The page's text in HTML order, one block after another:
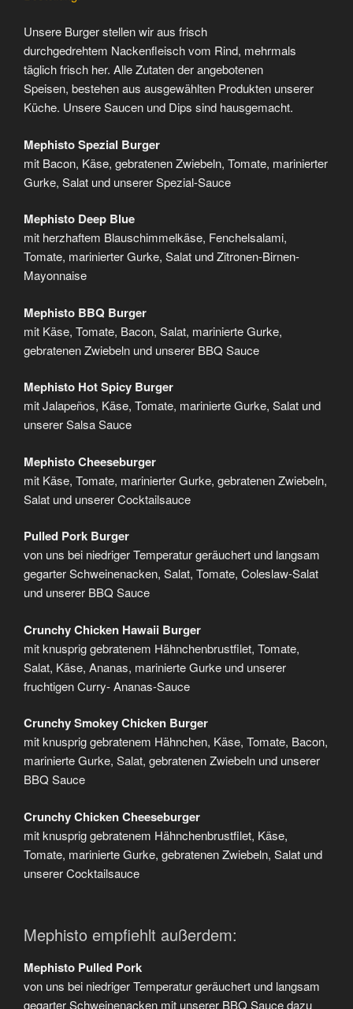
Unsere Burger stellen wir aus frisch
durchgedrehtem Nackenfleisch vom Rind, mehrmals
täglich frisch her. Alle Zutaten der angebotenen
Speisen, bestehen aus ausgewählten Produkten unserer
Küche. Unsere Saucen und Dips sind hausgemacht.
Mephisto Spezial Burger
mit Bacon, Käse, gebratenen Zwiebeln, Tomate, marinierter
Gurke, Salat und unserer Spezial-Sauce
Mephisto Deep Blue
mit herzhaftem Blauschimmelkäse, Fenchelsalami,
Tomate, marinierter Gurke, Salat und Zitronen-Birnen-
Mayonnaise
Mephisto BBQ Burger
mit Käse, Tomate, Bacon, Salat, marinierte Gurke,
gebratenen Zwiebeln und unserer BBQ Sauce
Mephisto Hot Spicy Burger
mit Jalapeños, Käse, Tomate, marinierte Gurke, Salat und
unserer Salsa Sauce
Mephisto Cheeseburger
mit Käse, Tomate, marinierter Gurke, gebratenen Zwiebeln,
Salat und unserer Cocktailsauce
Pulled Pork Burger
von uns bei niedriger Temperatur geräuchert und langsam
gegarter Schweinenacken, Salat, Tomate, Coleslaw-Salat
und unserer BBQ Sauce
Crunchy Chicken Hawaii Burger
mit knusprig gebratenem Hähnchenbrustfilet, Tomate,
Salat, Käse, Ananas, marinierte Gurke und unserer
fruchtigen Curry- Ananas-Sauce
Crunchy Smokey Chicken Burger
mit knusprig gebratenem Hähnchen, Käse, Tomate, Bacon,
marinierte Gurke, Salat, gebratenen Zwiebeln und unserer
BBQ Sauce
Crunchy Chicken Cheeseburger
mit knusprig gebratenem Hähnchenbrustfilet, Käse,
Tomate, marinierte Gurke, gebratenen Zwiebeln, Salat und
unserer Cocktailsauce
Mephisto empfiehlt außerdem:
Mephisto Pulled Pork
von uns bei niedriger Temperatur geräuchert und langsam
gegarter Schweinenacken mit unserer BBQ Sauce dazu